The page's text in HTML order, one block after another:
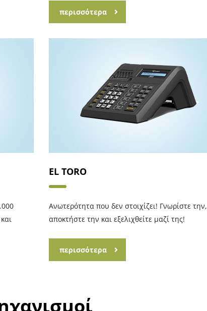
περισσότερα
EL TORO
Ανωτερότητα που δεν στοιχίζει! Γνωρίστε την,
αποκτήστε την και εξελιχθείτε μαζί της!
περισσότερα